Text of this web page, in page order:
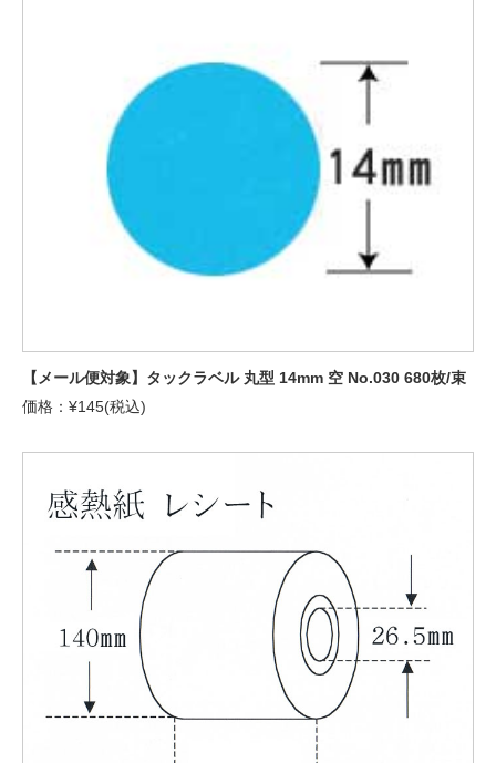
【メール便対象】タックラベル 丸型 14mm 空 No.030 680枚/束
価格：¥145(税込)